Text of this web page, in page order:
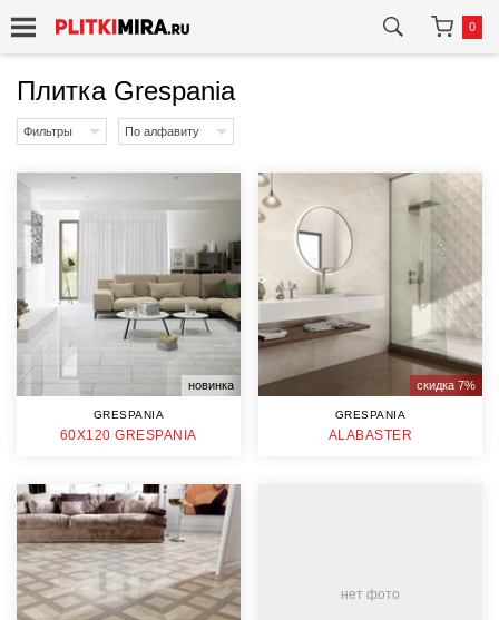
0
Плитка Grespania
Фильтры По алфавиту
новинка
GRESPANIA
60Х120 GRESPANIA
скидка 7%
GRESPANIA
ALABASTER
нет фото